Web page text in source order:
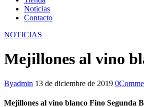
Noticias
Contacto
facebook-
twitter-
instagram
NOTICIAS
Mejillones al vino
Byadmin 13 de diciembre de 2019 0
Mejillones al vino blanco Fino Segunda